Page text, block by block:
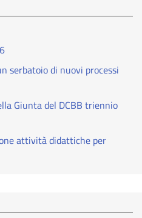
serbatoio di nuovi processi
Giunta del DCBB triennio
attività didattiche per